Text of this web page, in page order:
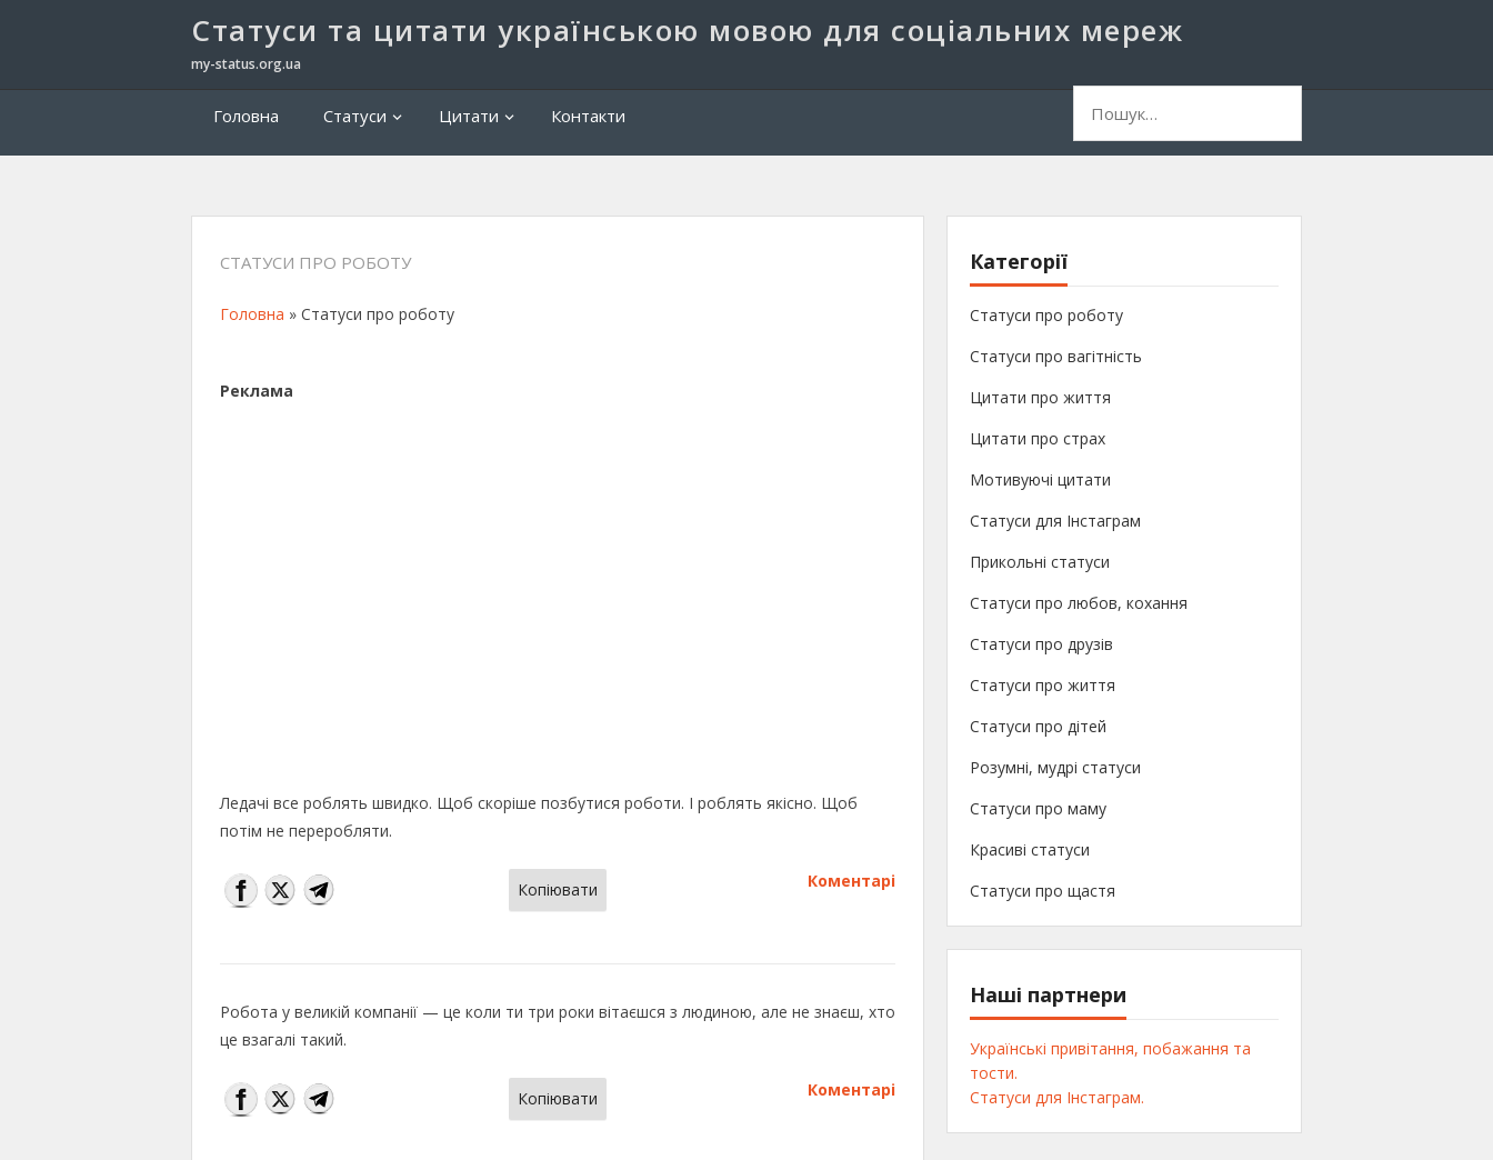
Cтатуси та цитати українською мовою для соціальних мереж
my-status.org.ua
Головна Статуси Цитати Контакти
СТАТУСИ ПРО РОБОТУ
Головна » Статуси про роботу
Реклама
Ледачі все роблять швидко. Щоб скоріше позбутися роботи. І роблять якісно. Щоб
потім не переробляти.
Копіювати Коментарі
Робота у великій компанії — це коли ти три роки вітаєшся з людиною, але не знаєш, хто
це взагалі такий.
Копіювати Коментарі
Категорії
Статуси про роботу
Статуси про вагітність
Цитати про життя
Цитати про страх
Мотивуючі цитати
Статуси для Інстаграм
Прикольні статуси
Статуси про любов, кохання
Статуси про друзів
Статуси про життя
Статуси про дітей
Розумні, мудрі статуси
Статуси про маму
Красиві статуси
Статуси про щастя
Наші партнери
Українські привітання, побажання та
тости.
Статуси для Інстаграм.